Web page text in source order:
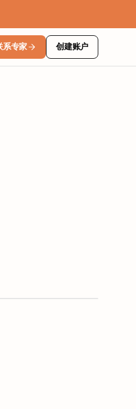
系专家 创建账户